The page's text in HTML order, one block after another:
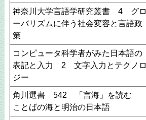
神奈川大学言語学研究叢書 4 グロ
ーバリズムに伴う社会変容と言語政
策
コンピュータ科学者がみた日本語の
表記と入力 2 文字入力とテクノロ
ジー
角川選書 542 「言海」を読む
ことばの海と明治の日本語